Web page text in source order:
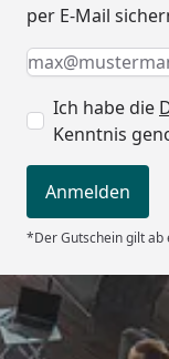
Abmessungen
B)
Höhe
Stütze
per E-Mail
Keine Eingabe
Eingabe
E-Mail *
Ich habe die
Kenntnis
Anmelden
*Der Gutschein gilt ab